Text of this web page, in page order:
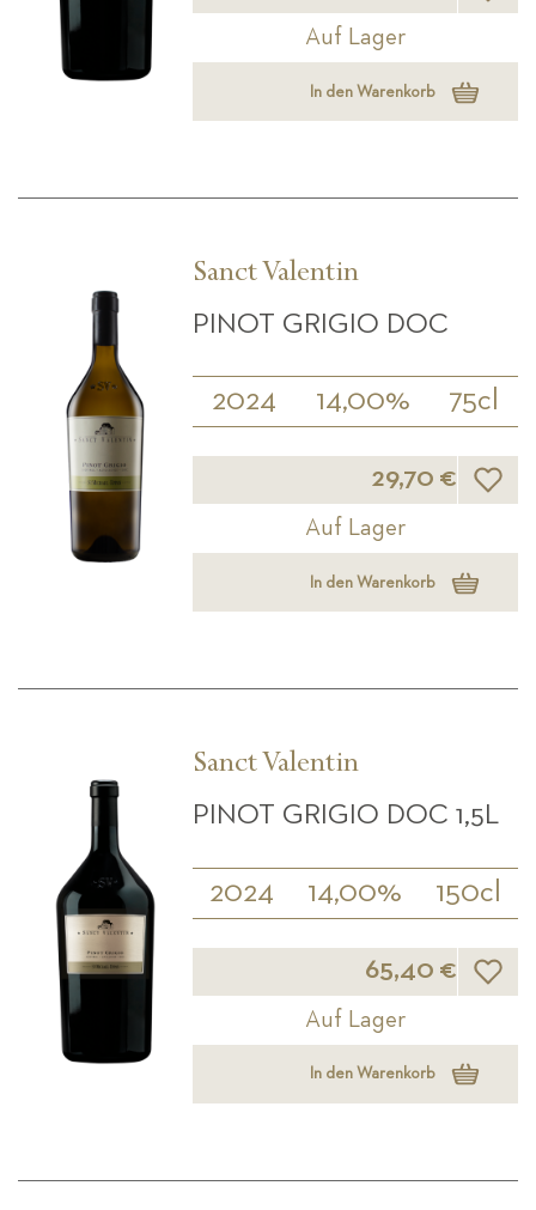
Auf Lager
In den Warenkorb
Sanct Valentin
PINOT GRIGIO DOC
2024 14,00% 75cl
29,70 €
Auf Lager
In den Warenkorb
Sanct Valentin
PINOT GRIGIO DOC 1,5L
2024 14,00% 150cl
65,40 €
Auf Lager
In den Warenkorb